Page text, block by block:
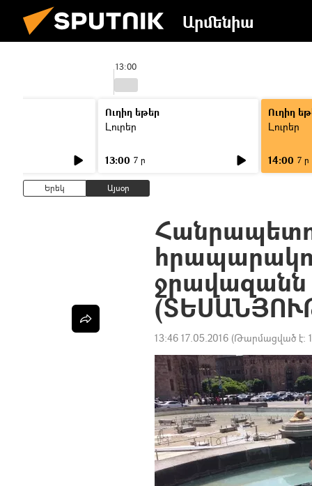
Արմենիա
13:00
Ուղիղ եթեր
Լուրեր
13:00 7 ր
Ուղիղ
Լուրեր
14:00 7 ր
Երեկ Այսօր
ջրավազանն
13:46 17.05.2016 (Թարմացված է: